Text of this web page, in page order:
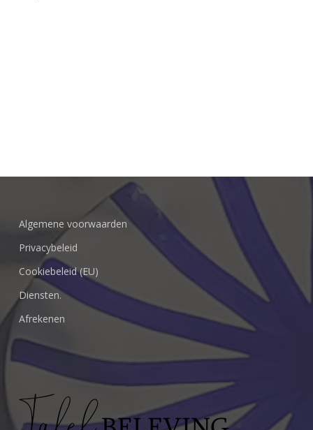
Algemene voorwaarden
Privacybeleid
Cookiebeleid (EU)
Diensten.
Afrekenen